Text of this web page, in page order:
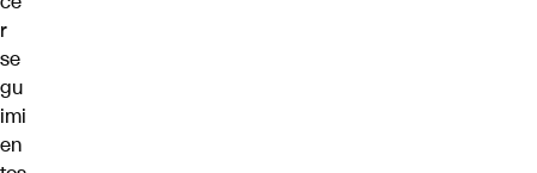
r
se
gu
imi
en